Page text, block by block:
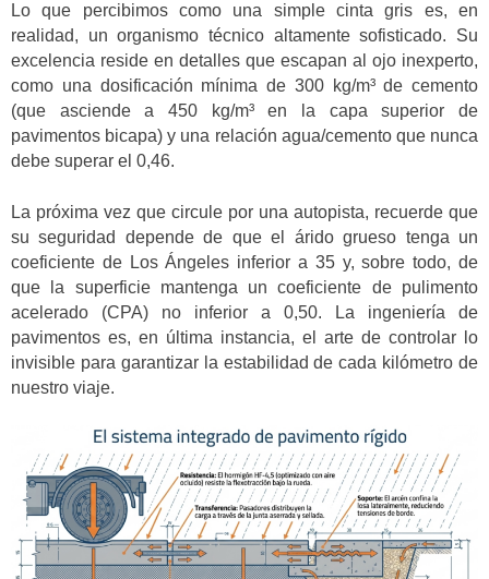
Lo que percibimos como una simple cinta gris es, en
realidad, un organismo técnico altamente sofisticado. Su
excelencia reside en detalles que escapan al ojo inexperto,
como una dosificación mínima de 300 kg/m³ de cemento
(que asciende a 450 kg/m³ en la capa superior de
pavimentos bicapa) y una relación agua/cemento que nunca
debe superar el 0,46.
La próxima vez que circule por una autopista, recuerde que
su seguridad depende de que el árido grueso tenga un
coeficiente de Los Ángeles inferior a 35 y, sobre todo, de
que la superficie mantenga un coeficiente de pulimento
acelerado (CPA) no inferior a 0,50. La ingeniería de
pavimentos es, en última instancia, el arte de controlar lo
invisible para garantizar la estabilidad de cada kilómetro de
nuestro viaje.